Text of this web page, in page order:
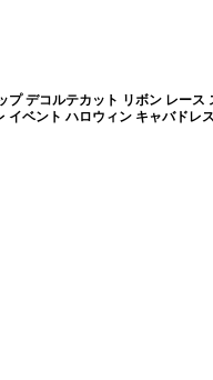
デコルテカット リボン レース
イベント ハロウィン キャバドレス